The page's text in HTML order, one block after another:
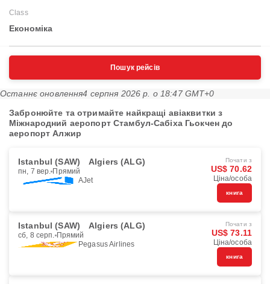
Class
Економіка
Пошук рейсів
Останнє оновлення4 серпня 2026 р. о 18:47 GMT+0
Забронюйте та отримайте найкращі авіаквитки з
Міжнародний аеропорт Стамбул-Сабіха Гьокчен до
аеропорт Алжир
Istanbul (SAW) Algiers (ALG)
пн, 7 вер. Прямий
AJet
Почати з
US$ 70.62
Ціна/особа
книга
Istanbul (SAW) Algiers (ALG)
сб, 8 серп. Прямий
Pegasus Airlines
Почати з
US$ 73.11
Ціна/особа
книга